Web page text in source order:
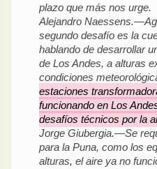
plazo que más nos urge.
Alejandro
segundo desafío es la
hablando de desarrollar
de Los Andes, a alturas
condiciones
estaciones
funcionando en Los
desafíos técnicos por la
Jorge Giubergia.—Se
para la Puna, como los
alturas, el aire ya no